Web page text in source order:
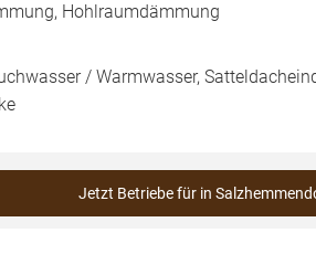
Hohlraumdämmung
/ Warmwasser,
Jetzt Betriebe für in